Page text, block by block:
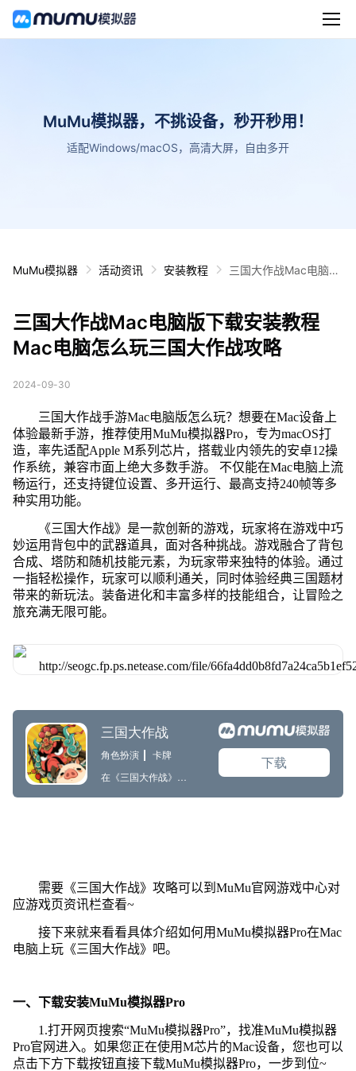
MuMu模拟器，不挑设备，秒开秒用！
适配Windows/macOS，高清大屏，自由多开
MuMu模拟器 活动资讯 安装教程
三国大作战Mac电脑版
三国大作战Mac电脑版下载安装教程
Mac电脑怎么玩三国大作战攻略
2024-09-30
三国大作战手游Mac电脑版怎么玩？想要在Mac设备上
体验最新手游，推荐使用MuMu模拟器Pro，专为macOS打
造，率先适配Apple M系列芯片，搭载业内领先的安卓12操
作系统，兼容市面上绝大多数手游。 不仅能在Mac电脑上流
畅运行，还支持键位设置、多开运行、最高支持240帧等多
种实用功能。
《三国大作战》是一款创新的游戏，玩家将在游戏中巧
妙运用背包中的武器道具，面对各种挑战。游戏融合了背包
合成、塔防和随机技能元素，为玩家带来独特的体验。通过
一指轻松操作，玩家可以顺利通关，同时体验经典三国题材
带来的新玩法。装备进化和丰富多样的技能组合，让冒险之
旅充满无限可能。
需要《三国大作战》攻略可以到MuMu官网游戏中心对
应游戏页资讯栏查看~
接下来就来看看具体介绍如何用MuMu模拟器Pro在Mac
电脑上玩《三国大作战》吧。
一、下载安装MuMu模拟器Pro
1.打开网页搜索“MuMu模拟器Pro”，找准MuMu模拟器
Pro官网进入。如果您正在使用M芯片的Mac设备，您也可以
点击下方下载按钮直接下载MuMu模拟器Pro，一步到位~